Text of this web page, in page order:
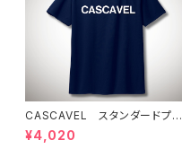
CASCAVEL スタンダードプラ
クティスシャツ ネイビー
¥4,020